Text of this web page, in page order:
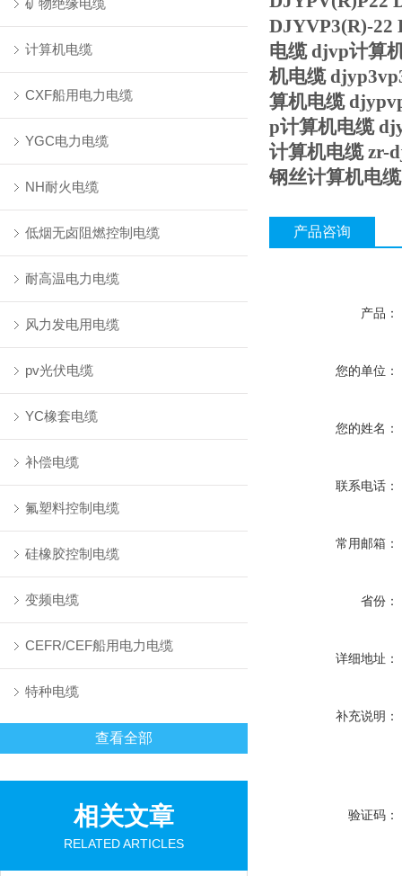
矿物绝缘电缆
计算机电缆
CXF船用电力电缆
YGC电力电缆
NH耐火电缆
低烟无卤阻燃控制电缆
耐高温电力电缆
风力发电用电缆
pv光伏电缆
YC橡套电缆
补偿电缆
氟塑料控制电缆
硅橡胶控制电缆
变频电缆
CEFR/CEF船用电力电缆
特种电缆
查看全部
相关文章
RELATED ARTICLES
DJYVP3(R)-22
电缆 djvp计算
机电缆
算机电缆
p计算机电缆
计算机电缆 zr-
钢丝计算机电
产品咨询
产品：
您的单位：
您的姓名：
联系电话：
常用邮箱：
省份：
详细地址：
补充说明：
验证码：